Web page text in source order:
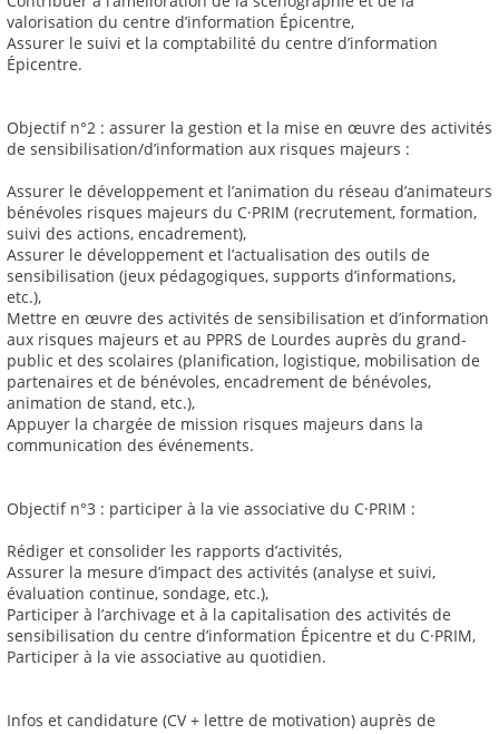
valorisation du centre d’information Épicentre,
Assurer le suivi et la comptabilité du centre d’information
Épicentre.
Objectif n°2 : assurer la gestion et la mise en œuvre des activités
de sensibilisation/d’information aux risques majeurs :
Assurer le développement et l’animation du réseau d’animateurs
bénévoles risques majeurs du C·PRIM (recrutement, formation,
suivi des actions, encadrement),
Assurer le développement et l’actualisation des outils de
sensibilisation (jeux pédagogiques, supports d’informations,
etc.),
Mettre en œuvre des activités de sensibilisation et d’information
aux risques majeurs et au PPRS de Lourdes auprès du grand-
public et des scolaires (planification, logistique, mobilisation de
partenaires et de bénévoles, encadrement de bénévoles,
animation de stand, etc.),
Appuyer la chargée de mission risques majeurs dans la
communication des événements.
Objectif n°3 : participer à la vie associative du C·PRIM :
Rédiger et consolider les rapports d’activités,
Assurer la mesure d’impact des activités (analyse et suivi,
évaluation continue, sondage, etc.),
Participer à l’archivage et à la capitalisation des activités de
sensibilisation du centre d’information Épicentre et du C·PRIM,
Participer à la vie associative au quotidien.
Infos et candidature (CV + lettre de motivation) auprès de